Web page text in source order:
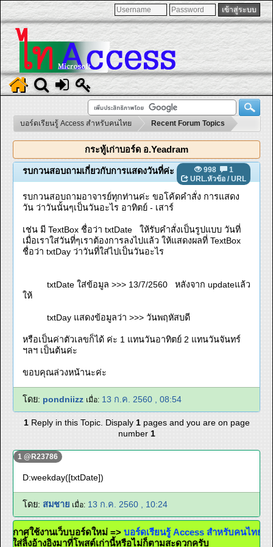
บอร์ดเรียนรู้ Access สำหรับคนไทย Recent Forum Topics
กระทู้เก่าบอร์ด อ.Yeadram
998
1
URL.หัวข้อ / URL
รบกวนสอบถามเกี่ยวกับการแสดงวันที่ค่ะ
รบกวนสอบถามอาจารย์ทุกท่านค่ะ ขอโค้ดคำสั่ง การแสดง
วัน ว่าวันนั้นๆเป็นวันอะไร อาทิตย์ - เสาร์
เช่น มี TextBox ชื่อว่า txtDate ให้รับคำสั่งเป็นรูปแบบ วันที่
เมื่อเราใส่วันที่ๆเราต้องการลงไปแล้ว ให้แสดงผลที่ TextBox
ชื่อว่า txtDay ว่าวันที่ใส่ไปเป็นวันอะไร
txtDate ใส่ข้อมูล >>> 13/7/2560 หลังจาก updateแล้ว
ให้
txtDay แสดงข้อมูลว่า >>> วันพฤหัสบดี
หรือเป็นค่าตัวเลขก็ได้ ค่ะ 1 แทนวันอาทิตย์ 2 แทนวันจันทร์
ฯลฯ เป็นต้นค่ะ
ขอบคุณล่วงหน้านะค่ะ
โดย: pondniizz เมื่อ: 13 ก.ค. 2560 , 08:54
1Reply in this Topic. Dispaly 1 pages and you are on page
number 1
1 @R23786
D:weekday([txtDate])
โดย: สมชาย เมื่อ: 13 ก.ค. 2560 , 10:24
ระกาศใช้งานเว็บบอร์ดใหม่ =>บอร์ดเรียนรู้ Access สำหรับคนไทย
จะใส่ลิ้งอ้างอิงมาที่โพสต์เก่านี้หรือไม่ก็ตามสะดวกครับ